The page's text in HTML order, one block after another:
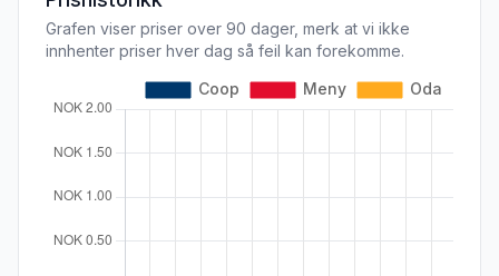
Grafen viser priser over 90 dager, merk at vi ikke
innhenter priser hver dag så feil kan forekomme.